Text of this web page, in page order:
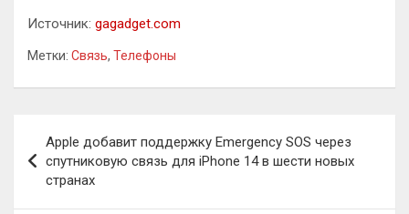
Источник: gagadget.com
Метки: Связь, Телефоны
по
записям
Apple добавит поддержку Emergency SOS через
спутниковую связь для iPhone 14 в шести новых
странах